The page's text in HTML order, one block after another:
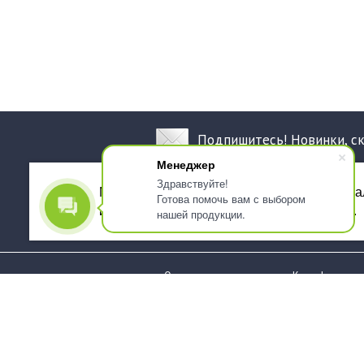
Менеджер
Здравствуйте!
Готова помочь вам с выбором
нашей продукции.
Подпишитесь! Новинки,
О компании
Как оформить
Мы используем файлы cookie, для
использованием сервиса Яндекс.Метрика.